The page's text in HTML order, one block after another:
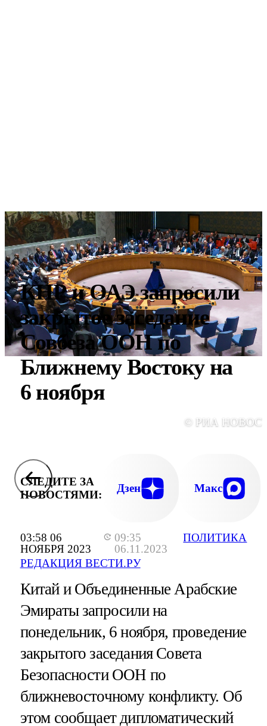
03:58 06
НОЯБРЯ 2023
09:35
06.11.2023
РЕДАКЦИЯ ВЕСТИ.РУ
ПОЛИТИКА
КНР и ОАЭ запросили
закрытое заседание
Совбеза ООН по
Ближнему Востоку на
6 ноября
© РИА
СЛЕДИТЕ ЗА
НОВОСТЯМИ:
Дзен Макс
Китай и Объединенные Арабские
Эмираты запросили на
понедельник, 6 ноября, проведение
закрытого заседания Совета
Безопасности ООН по
ближневосточному конфликту. Об
этом сообщает дипломатический